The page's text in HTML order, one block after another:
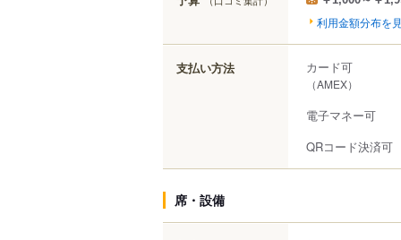
利用金額分布を
支払い方法 カード可
（AMEX）
電子マネー可
QRコード決済可
席・設備